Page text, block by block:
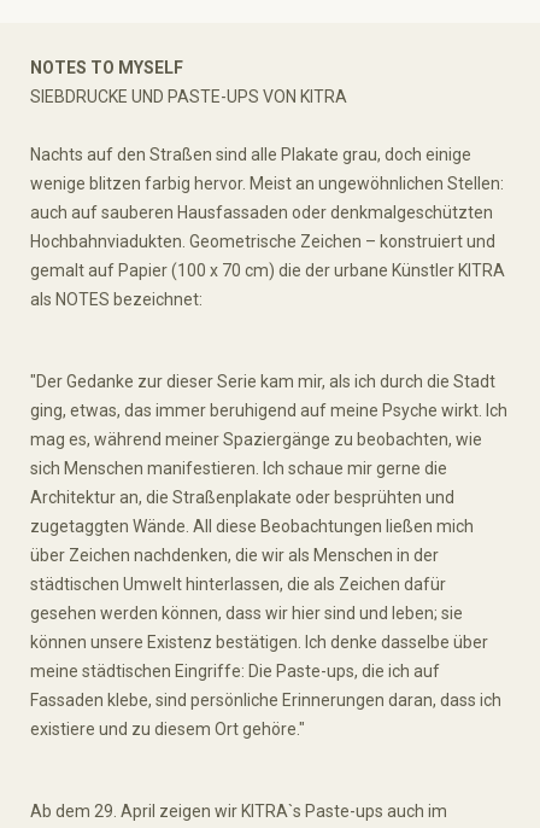
NOTES TO MYSELF
SIEBDRUCKE UND PASTE-UPS VON KITRA
Nachts auf den Straßen sind alle Plakate grau, doch einige
wenige blitzen farbig hervor. Meist an ungewöhnlichen Stellen:
auch auf sauberen Hausfassaden oder denkmalgeschützten
Hochbahnviadukten. Geometrische Zeichen – konstruiert und
gemalt auf Papier (100 x 70 cm) die der urbane Künstler KITRA
als NOTES bezeichnet:
"Der Gedanke zur dieser Serie kam mir, als ich durch die Stadt
ging, etwas, das immer beruhigend auf meine Psyche wirkt. Ich
mag es, während meiner Spaziergänge zu beobachten, wie
sich Menschen manifestieren. Ich schaue mir gerne die
Architektur an, die Straßenplakate oder besprühten und
zugetaggten Wände. All diese Beobachtungen ließen mich
über Zeichen nachdenken, die wir als Menschen in der
städtischen Umwelt hinterlassen, die als Zeichen dafür
gesehen werden können, dass wir hier sind und leben; sie
können unsere Existenz bestätigen. Ich denke dasselbe über
meine städtischen Eingriffe: Die Paste-ups, die ich auf
Fassaden klebe, sind persönliche Erinnerungen daran, dass ich
existiere und zu diesem Ort gehöre."
Ab dem 29. April zeigen wir KITRA`s Paste-ups auch im